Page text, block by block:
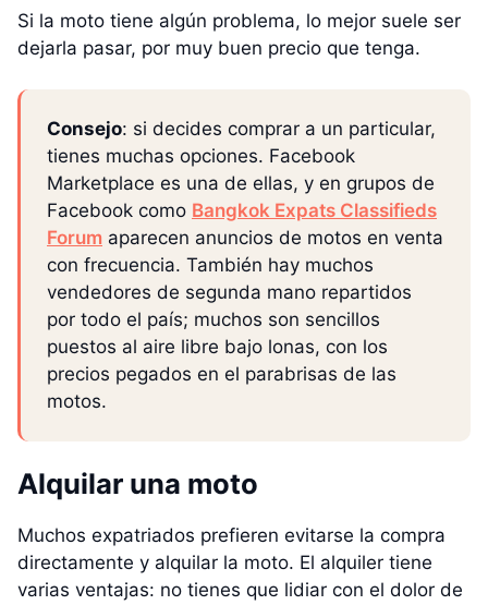
Si la moto tiene algún problema, lo mejor suele ser
dejarla pasar, por muy buen precio que tenga.
Consejo: si decides comprar a un particular,
tienes muchas opciones. Facebook
Marketplace es una de ellas, y en grupos de
Facebook como Bangkok Expats Classifieds
Forum aparecen anuncios de motos en venta
con frecuencia. También hay muchos
vendedores de segunda mano repartidos
por todo el país; muchos son sencillos
puestos al aire libre bajo lonas, con los
precios pegados en el parabrisas de las
motos.
Alquilar una moto
Muchos expatriados prefieren evitarse la compra
directamente y alquilar la moto. El alquiler tiene
varias ventajas: no tienes que lidiar con el dolor de